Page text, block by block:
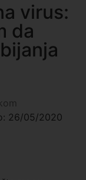
virus:
da
26/05/2020